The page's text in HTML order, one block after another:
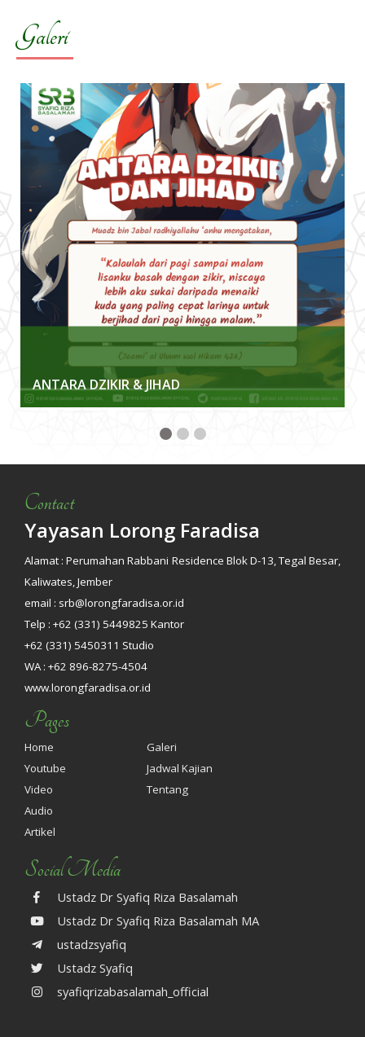
Galeri
ANTARA DZIKIR & JIHAD
Contact
Yayasan Lorong Faradisa
Alamat : Perumahan Rabbani Residence Blok D-13, Tegal Besar,
Kaliwates, Jember
email : srb@lorongfaradisa.or.id
Telp : +62 (331) 5449825 Kantor
+62 (331) 5450311 Studio
WA : +62 896-8275-4504
www.lorongfaradisa.or.id
Pages
Home
Youtube
Video
Audio
Artikel
Galeri
Jadwal Kajian
Tentang
Social Media
Ustadz Dr Syafiq Riza Basalamah
Ustadz Dr Syafiq Riza Basalamah MA
ustadzsyafiq
Ustadz Syafiq
syafiqrizabasalamah_official